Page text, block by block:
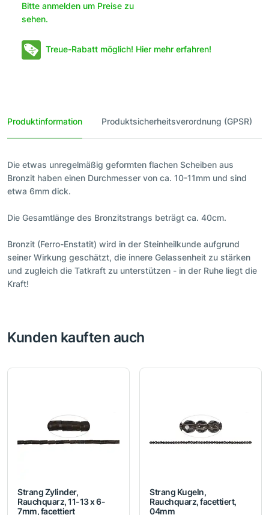
Bitte anmelden um Preise zu
sehen.
Treue-Rabatt möglich! Hier mehr erfahren!
Produktinformation Produktsicherheitsverordnung (GPSR)
Die etwas unregelmäßig geformten flachen Scheiben aus
Bronzit haben einen Durchmesser von ca. 10-11mm und sind
etwa 6mm dick.
Die Gesamtlänge des Bronzitstrangs beträgt ca. 40cm.
Bronzit (Ferro-Enstatit) wird in der Steinheilkunde aufgrund
seiner Wirkung geschätzt, die innere Gelassenheit zu stärken
und zugleich die Tatkraft zu unterstützen - in der Ruhe liegt die
Kraft!
Kunden kauften auch
Strang Zylinder,
Rauchquarz, 11-13 x 6-
7mm, facettiert
Strang Kugeln,
Rauchquarz, facettiert,
04mm